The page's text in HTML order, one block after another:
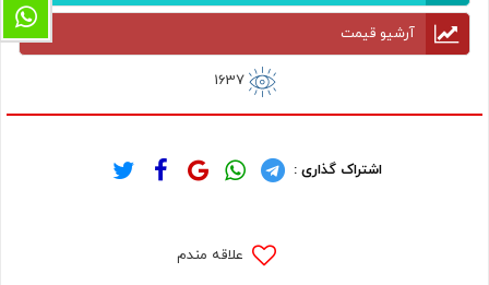
آرشیو قیمت
1637
اشتراک گذاری :
علاقه مندم